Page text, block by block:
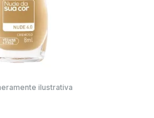
ilustrativa